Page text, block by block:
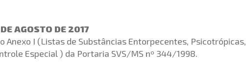
AGOSTO DE 2017
Anexo I (Listas de Substâncias Entorpecentes, Psicotrópicas,
Especial ) da Portaria SVS/MS nº 344/1998.